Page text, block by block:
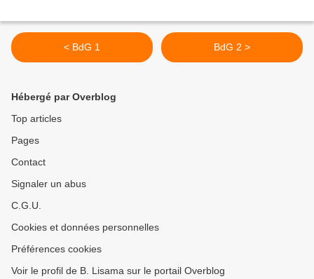
< BdG 1 BdG 2 >
Hébergé par Overblog
Top articles
Pages
Contact
Signaler un abus
C.G.U.
Cookies et données personnelles
Préférences cookies
Voir le profil de B. Lisama sur le portail Overblog